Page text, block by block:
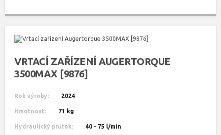
VRTACÍ ZAŘÍZENÍ AUGERTORQUE
3500MAX [9876]
Rok výroby: 2024
Hmotnost: 71 kg
Hydraulický průtok: 40 - 75 l/min